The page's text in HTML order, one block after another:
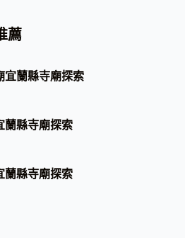
薦
宜蘭縣寺廟探索
蘭縣寺廟探索
蘭縣寺廟探索